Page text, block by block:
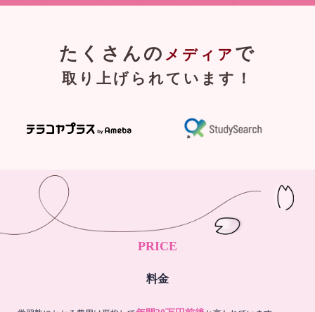
たくさんの メディア で
取り上げられています！
PRICE
料金